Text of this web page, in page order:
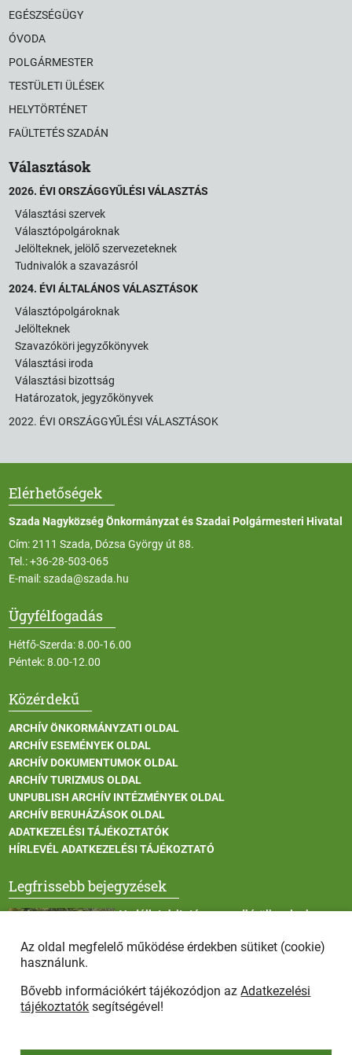
EGÉSZSÉGÜGY
ÓVODA
POLGÁRMESTER
TESTÜLETI ÜLÉSEK
HELYTÖRTÉNET
FAÜLTETÉS SZADÁN
Választások
2026. ÉVI ORSZÁGGYŰLÉSI VÁLASZTÁS
Választási szervek
Választópolgároknak
Jelölteknek, jelölő szervezeteknek
Tudnivalók a szavazásról
2024. ÉVI ÁLTALÁNOS VÁLASZTÁSOK
Választópolgároknak
Jelölteknek
Szavazóköri jegyzőkönyvek
Választási iroda
Választási bizottság
Határozatok, jegyzőkönyvek
2022. ÉVI ORSZÁGGYŰLÉSI VÁLASZTÁSOK
Elérhetőségek
Szada Nagyközség Önkormányzat és Szadai Polgármesteri Hivatal
Cím: 2111 Szada, Dózsa György út 88.
Tel.:+36-28-503-065
E-mail:szada@szada.hu
Ügyfélfogadás
Hétfő-Szerda: 8.00-16.00
Péntek: 8.00-12.00
Közérdekű
ARCHÍV ÖNKORMÁNYZATI OLDAL
ARCHÍV ESEMÉNYEK OLDAL
ARCHÍV DOKUMENTUMOK OLDAL
ARCHÍV TURIZMUS OLDAL
UNPUBLISH ARCHÍV INTÉZMÉNYEK OLDAL
ARCHÍV BERUHÁZÁSOK OLDAL
ADATKEZELÉSI TÁJÉKOZTATÓK
HÍRLEVÉL ADATKEZELÉSI TÁJÉKOZTATÓ
Legfrissebb bejegyzések
Vadállatok itatása a rendkívüli melegben
Afrikai sertéspestis - kérések a lakosság felé
Az oldal megfelelő működése érdekben sütiket (cookie)
használunk.
Bővebb információkért tájékozódjon azAdatkezelési
tájékoztatók segítségével!